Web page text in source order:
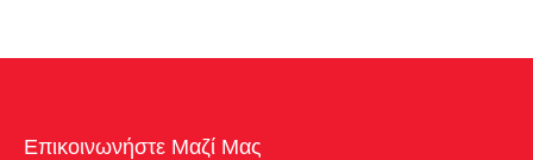
Επικοινωνήστε Μαζί Μας